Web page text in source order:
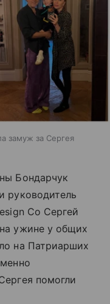
замуж за Сергея
Бондарчук
руководитель
Co Сергей
ужине у общих
на Патриарших
помогли